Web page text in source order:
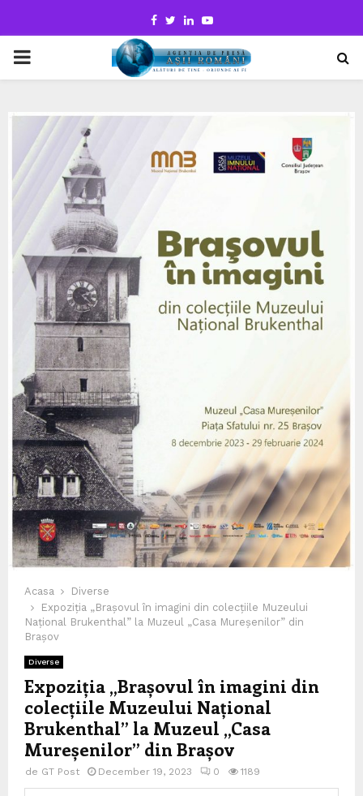
Facebook
TwitterLinkedinYoutube
PRIMARY
Acasa
Diverse
Expoziția „Brașovul în imagini din colecțiile Muzeului
Național Brukenthal” la Muzeul „Casa Mureșenilor” din
Brașov
Diverse
Expoziția „Brașovul în imagini din
colecțiile Muzeului Național
Brukenthal” la Muzeul „Casa
Mureșenilor” din Brașov
de GT Post December 19, 2023 0 1189